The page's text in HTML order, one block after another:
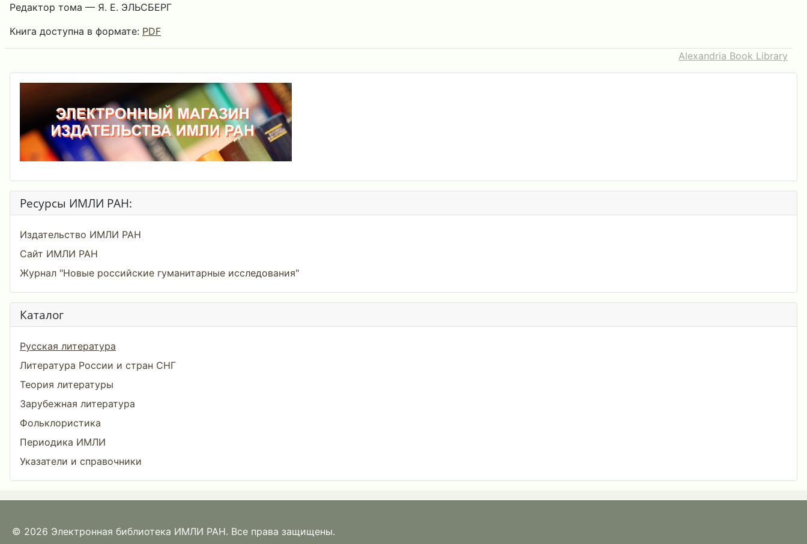
Редактор тома — Я. Е. ЭЛЬСБЕРГ
Книга доступна в формате: PDF
Alexandria Book Library
Ресурсы ИМЛИ РАН:
Издательство ИМЛИ РАН
Сайт ИМЛИ РАН
Журнал "Новые российские гуманитарные исследования"
Каталог
Русская литература
Литература России и стран СНГ
Теория литературы
Зарубежная литература
Фольклористика
Периодика ИМЛИ
Указатели и справочники
© 2026 Электронная библиотека ИМЛИ РАН. Все права защищены.